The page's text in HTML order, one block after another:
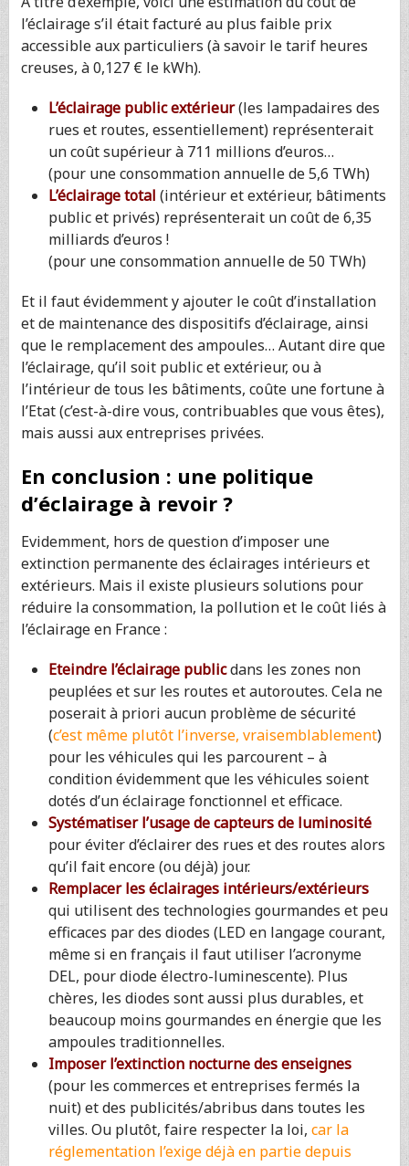
l’éclairage s’il était facturé au plus faible prix
accessible aux particuliers (à savoir le tarif heures
creuses, à 0,127 € le kWh).
L’éclairage public extérieur(les lampadaires des
rues et routes, essentiellement) représenterait
un coût supérieur à 711 millions d’euros…
(pour une consommation annuelle de 5,6 TWh)
L’éclairage total (intérieur et extérieur, bâtiments
public et privés) représenterait un coût de 6,35
milliards d’euros !
(pour une consommation annuelle de 50 TWh)
Et il faut évidemment y ajouter le coût d’installation
et de maintenance des dispositifs d’éclairage, ainsi
que le remplacement des ampoules… Autant dire que
l’éclairage, qu’il soit public et extérieur, ou à
l’intérieur de tous les bâtiments, coûte une fortune à
l’Etat (c’est-à-dire vous, contribuables que vous êtes),
mais aussi aux entreprises privées.
En conclusion : une politique
d’éclairage à revoir ?
Evidemment, hors de question d’imposer une
extinction permanente des éclairages intérieurs et
extérieurs. Mais il existe plusieurs solutions pour
réduire la consommation, la pollution et le coût liés à
l’éclairage en France :
Eteindre l’éclairage publicdans les zones non
peuplées et sur les routes et autoroutes. Cela ne
poserait à priori aucun problème de sécurité
(c’est même plutôt l’inverse, vraisemblablement)
pour les véhicules qui les parcourent – à
condition évidemment que les véhicules soient
dotés d’un éclairage fonctionnel et efficace.
Systématiser l’usage de capteurs de luminosité
pour éviter d’éclairer des rues et des routes alors
qu’il fait encore (ou déjà) jour.
Remplacer les éclairages intérieurs/extérieurs
qui utilisent des technologies gourmandes et peu
efficaces par des diodes (LED en langage courant,
même si en français il faut utiliser l’acronyme
DEL, pour diode électro-luminescente). Plus
chères, les diodes sont aussi plus durables, et
beaucoup moins gourmandes en énergie que les
ampoules traditionnelles.
Imposer l’extinction nocturne des enseignes
(pour les commerces et entreprises fermés la
nuit) et des publicités/abribus dans toutes les
villes. Ou plutôt, faire respecter la loi, car la
réglementation l’exige déjà en partie depuis